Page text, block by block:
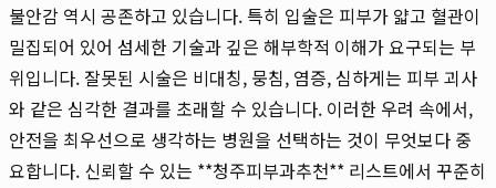
불안감 역시 공존하고 있습니다. 특히 입술은 피부가 얇고 혈관이
밀집되어 있어 섬세한 기술과 깊은 해부학적 이해가 요구되는 부
위입니다. 잘못된 시술은 비대칭, 뭉침, 염증, 심하게는 피부 괴사
와 같은 심각한 결과를 초래할 수 있습니다. 이러한 우려 속에서,
안전을 최우선으로 생각하는 병원을 선택하는 것이 무엇보다 중
요합니다. 신뢰할 수 있는 **청주피부과추천** 리스트에서 꾸준히